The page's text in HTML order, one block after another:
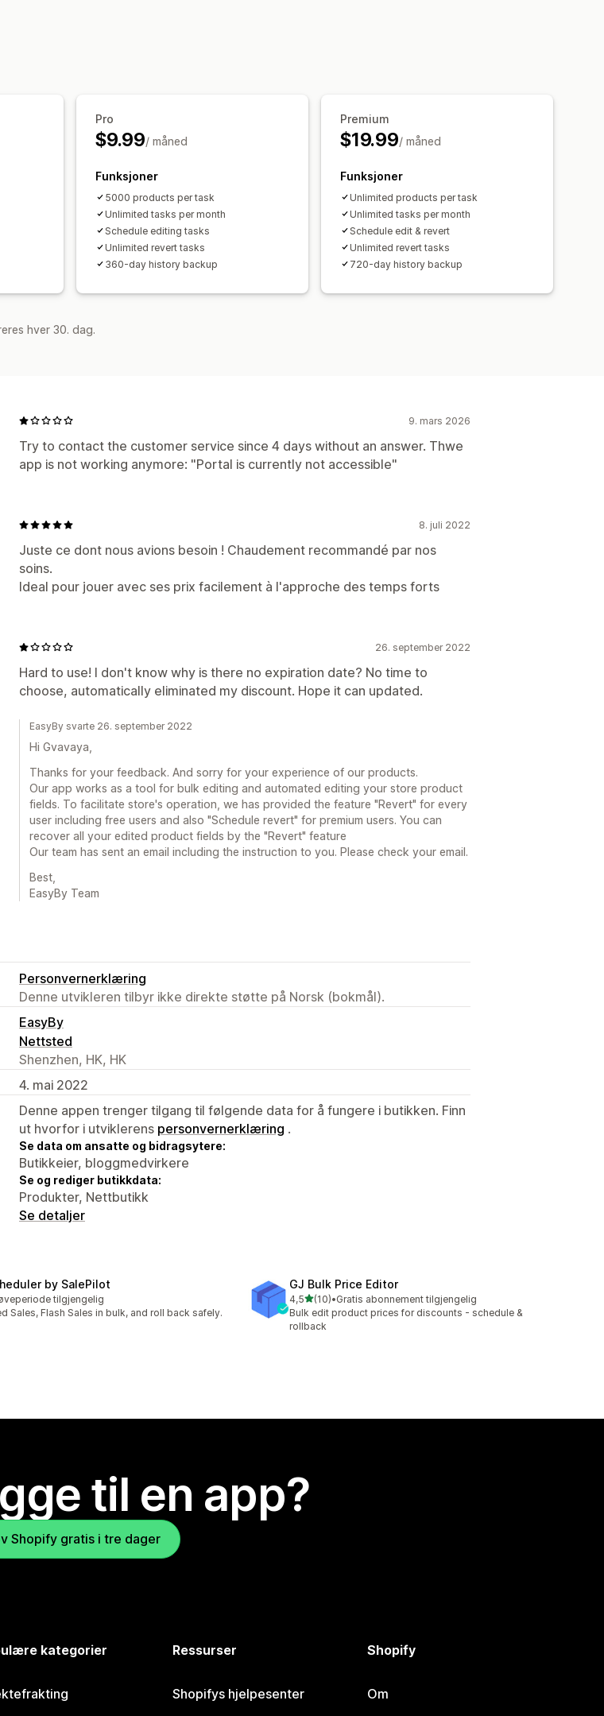
Pro
$9.99/ måned
Funksjoner
5000 products per task
Unlimited tasks per month
Schedule editing tasks
Unlimited revert tasks
360-day history backup
Premium
$19.99/ måned
Funksjoner
Unlimited products per task
Unlimited tasks per month
Schedule edit & revert
Unlimited revert tasks
720-day history backup
hver 30. dag.
9. mars 2026
Try to contact the customer service since 4 days without an answer. Thwe
app is not working anymore: "Portal is currently not accessible"
8. juli 2022
Juste ce dont nous avions besoin ! Chaudement recommandé par nos
soins.
Ideal pour jouer avec ses prix facilement à l'approche des temps forts
26. september 2022
Hard to use! I don't know why is there no expiration date? No time to
choose, automatically eliminated my discount. Hope it can updated.
EasyBy svarte 26. september 2022
Hi Gvavaya,
Thanks for your feedback. And sorry for your experience of our products.
Our app works as a tool for bulk editing and automated editing your store product
fields. To facilitate store's operation, we has provided the feature "Revert" for every
user including free users and also "Schedule revert" for premium users. You can
recover all your edited product fields by the "Revert" feature
Our team has sent an email including the instruction to you. Please check your email.
Best,
EasyBy Team
Personvernerklæring
Denne utvikleren tilbyr ikke direkte støtte på Norsk (bokmål).
EasyBy
Nettsted
Shenzhen, HK, HK
4. mai 2022
Denne appen trenger tilgang til følgende data for å fungere i butikken. Finn
ut hvorfor i utviklerens personvernerklæring .
Se data om ansatte og bidragsytere:
Butikkeier, bloggmedvirkere
Se og rediger butikkdata:
Produkter, Nettbutikk
Se detaljer
by SalePilot
tilgjengelig
Sales, Flash Sales in bulk, and roll back safely.
GJ Bulk Price Editor
4,5av 5 stjerner
(10)
Totalt 10 omtaler
•Gratis abonnement tilgjengelig
Bulk edit product prices for discounts - schedule &
rollback
til en app?
Shopify gratis i tre dager
kategorier Ressurser
Shopifys hjelpesenter
Shopify
Om